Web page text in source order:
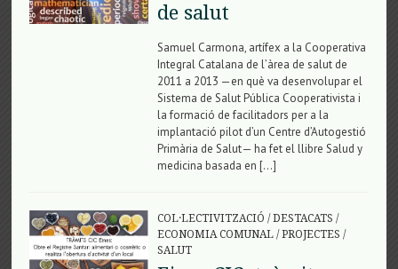
de salut
Samuel Carmona, artífex a la Cooperativa
Integral Catalana de l’àrea de salut de
2011 a 2013 —en què va desenvolupar el
Sistema de Salut Pública Cooperativista i
la formació de facilitadors per a la
implantació pilot d’un Centre d’Autogestió
Primària de Salut— ha fet el llibre Salud y
medicina basada en […]
COL·LECTIVITZACIÓ /DESTACATS /
ECONOMIA COMUNAL/PROJECTES /
SALUT